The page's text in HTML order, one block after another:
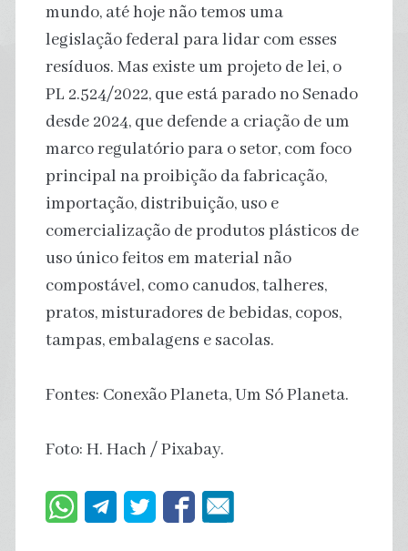
mundo, até hoje não temos uma
legislação federal para lidar com esses
resíduos. Mas existe um projeto de lei, o
PL 2.524/2022, que está parado no Senado
desde 2024, que defende a criação de um
marco regulatório para o setor, com foco
principal na proibição da fabricação,
importação, distribuição, uso e
comercialização de produtos plásticos de
uso único feitos em material não
compostável, como canudos, talheres,
pratos, misturadores de bebidas, copos,
tampas, embalagens e sacolas.
Fontes: Conexão Planeta, Um Só Planeta.
Foto: H. Hach / Pixabay.